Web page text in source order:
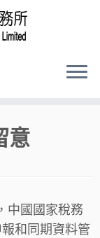
意
中國國家稅務
和同期資料管